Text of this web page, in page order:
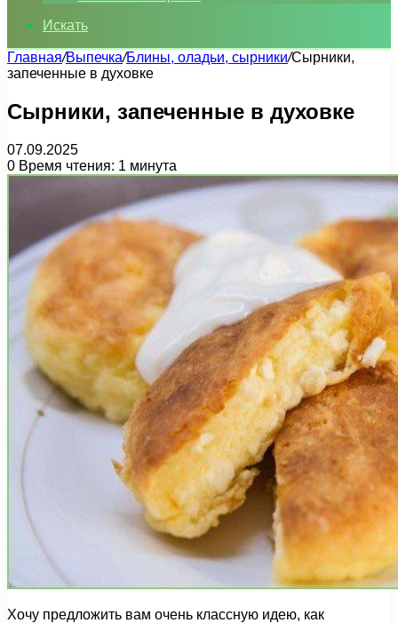
Искать
Главная/Выпечка/Блины, оладьи, сырники/Сырники,
запеченные в духовке
Сырники, запеченные в духовке
07.09.2025
0 Время чтения: 1 минута
Хочу предложить вам очень классную идею, как